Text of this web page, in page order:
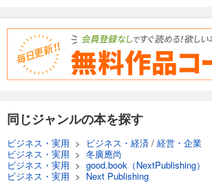
同じジャンルの本を探す
ビジネス・実用 > ビジネス・経済 / 経営・企業
ビジネス・実用 > 冬廣應尚
ビジネス・実用 > good.book（NextPublishing）
ビジネス・実用 > Next Publishing